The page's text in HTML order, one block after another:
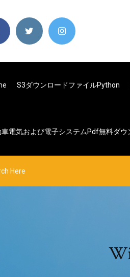
S3ダウンロードファイルpython
車電気および電子システムpdf無料ダウ